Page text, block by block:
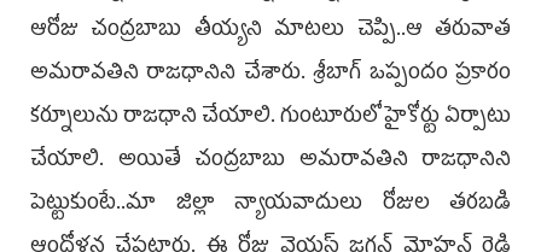
ఆరోజు చంద్రబాబు తీయ్యని మాటలు చెప్పి..ఆ తరువాత
అమరావతిని రాజధానిని చేశారు. శ్రీబాగ్‌ ఒప్పందం ప్రకారం
కర్నూలును రాజధాని చేయాలి. గుంటూరులో హైకోర్టు ఏర్పాటు
చేయాలి. అయితే చంద్రబాబు అమరావతిని రాజధానిని
పెట్టుకుంటే..మా జిల్లా న్యాయవాదులు రోజుల తరబడి